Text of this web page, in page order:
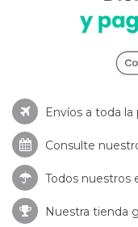
Envíos a toda la
Consulte
Todos nuestros
Nuestra tienda